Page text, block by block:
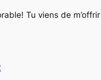
Tu viens de